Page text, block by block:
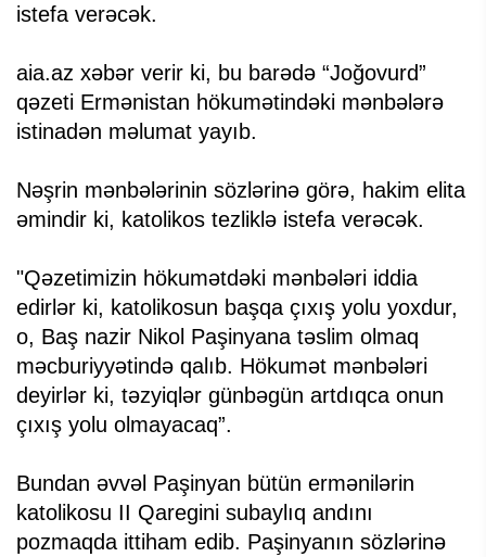
istefa verəcək.
aia.az xəbər verir ki, bu barədə “Joğovurd”
qəzeti Ermənistan hökumətindəki mənbələrə
istinadən məlumat yayıb.
Nəşrin mənbələrinin sözlərinə görə, hakim elita
əmindir ki, katolikos tezliklə istefa verəcək.
"Qəzetimizin hökumətdəki mənbələri iddia
edirlər ki, katolikosun başqa çıxış yolu yoxdur,
o, Baş nazir Nikol Paşinyana təslim olmaq
məcburiyyətində qalıb. Hökumət mənbələri
deyirlər ki, təzyiqlər günbəgün artdıqca onun
çıxış yolu olmayacaq”.
Bundan əvvəl Paşinyan bütün ermənilərin
katolikosu II Qaregini subaylıq andını
pozmaqda ittiham edib. Paşinyanın sözlərinə